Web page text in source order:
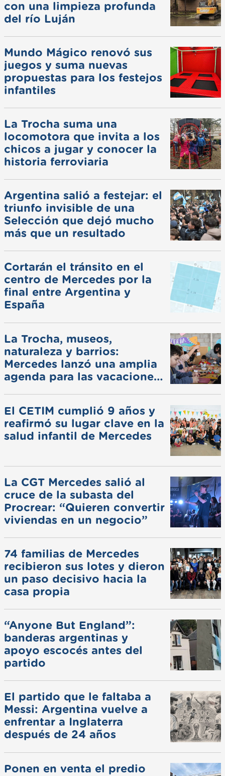
con una limpieza profunda
del río Luján
Mundo Mágico renovó sus
juegos y suma nuevas
propuestas para los festejos
infantiles
La Trocha suma una
locomotora que invita a los
chicos a jugar y conocer la
historia ferroviaria
Argentina salió a festejar: el
triunfo invisible de una
Selección que dejó mucho
más que un resultado
Cortarán el tránsito en el
centro de Mercedes por la
final entre Argentina y
España
La Trocha, museos,
naturaleza y barrios:
Mercedes lanzó una amplia
agenda para las vacaciones
El CETIM cumplió 9 años y
reafirmó su lugar clave en la
salud infantil de Mercedes
La CGT Mercedes salió al
cruce de la subasta del
Procrear: “Quieren convertir
viviendas en un negocio”
74 familias de Mercedes
recibieron sus lotes y dieron
un paso decisivo hacia la
casa propia
“Anyone But England”:
banderas argentinas y
apoyo escocés antes del
partido
El partido que le faltaba a
Messi: Argentina vuelve a
enfrentar a Inglaterra
después de 24 años
Ponen en venta el predio